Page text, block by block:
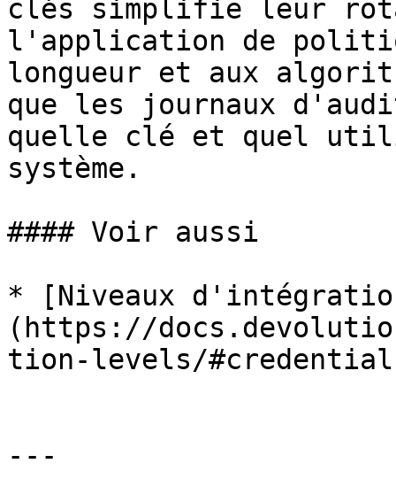
clés simplifie leur
l'application de
longueur et aux
que les journaux
quelle clé et quel
système.
#### Voir aussi
* [Niveaux
(https://
tion-levels/#credential-
---